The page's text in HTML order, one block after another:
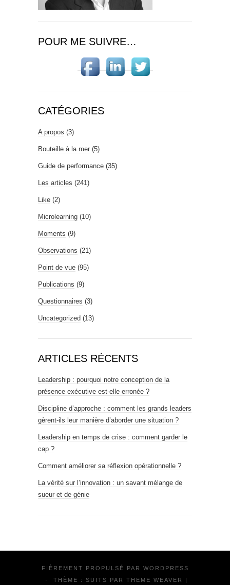
POUR ME SUIVRE…
CATÉGORIES
A propos (3)
Bouteille à la mer (5)
Guide de performance (35)
Les articles (241)
Like (2)
Microlearning (10)
Moments (9)
Observations (21)
Point de vue (95)
Publications (9)
Questionnaires (3)
Uncategorized (13)
ARTICLES RÉCENTS
Leadership : pourquoi notre conception de la
présence exécutive est-elle erronée ?
Discipline d’approche : comment les grands leaders
gèrent-ils leur manière d’aborder une situation ?
Leadership en temps de crise : comment garder le
cap ?
Comment améliorer sa réflexion opérationnelle ?
La vérité sur l’innovation : un savant mélange de
sueur et de génie
FIÈREMENT PROPULSÉ PAR WORDPRESS
·
THÈME : SUITS PAR THEME WEAVER